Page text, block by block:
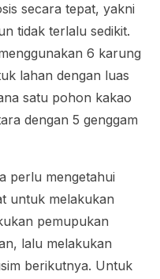
secara tepat, yakni
tidak terlalu sedikit.
6 karung
lahan dengan luas
satu pohon kakao
dengan 5 genggam
perlu mengetahui
untuk melakukan
pemupukan
lalu melakukan
berikutnya. Untuk